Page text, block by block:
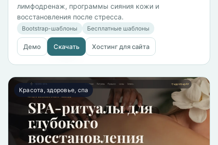
лимфодренаж, программы сияния кожи и
восстановления после стресса.
Bootstrap-шаблоны Бесплатные шаблоны
Демо Скачать Хостинг для сайта
Красота, здоровье, спа